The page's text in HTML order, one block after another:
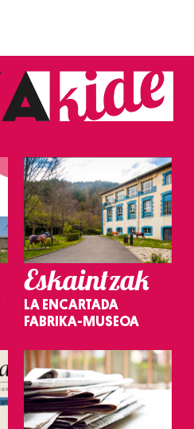
Eskaintzak
LA ENCARTADA
FABRIKA-MUSEOA